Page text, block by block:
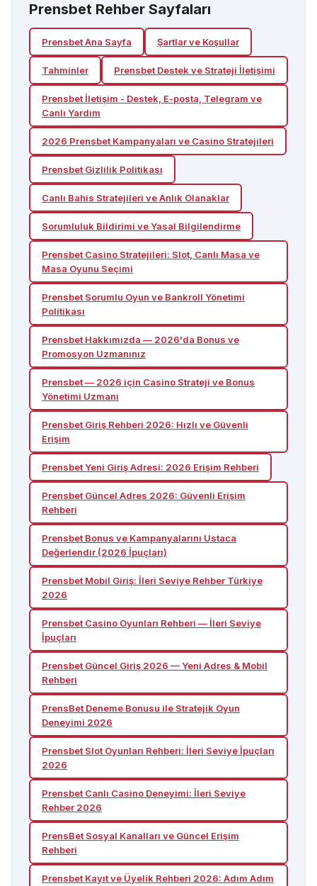
Prensbet Rehber Sayfaları
PrensbetAna Sayfa Şartlar ve Koşullar
Tahminler Prensbet Destek ve Strateji İletişimi
Prensbet İletişim - Destek, E-posta, Telegram ve
Canlı Yardım
2026 Prensbet Kampanyaları ve Casino Stratejileri
Prensbet Gizlilik Politikası
Canlı Bahis Stratejileri ve Anlık Olanaklar
Sorumluluk Bildirimi ve Yasal Bilgilendirme
Prensbet Casino Stratejileri: Slot, Canlı Masa ve
Masa Oyunu Seçimi
Prensbet Sorumlu Oyun ve Bankroll Yönetimi
Politikası
Prensbet Hakkımızda — 2026'da Bonus ve
Promosyon Uzmanınız
Prensbet — 2026 için Casino Strateji ve Bonus
Yönetimi Uzmanı
Prensbet Giriş Rehberi 2026: Hızlı ve Güvenli
Erişim
Prensbet Yeni Giriş Adresi: 2026 Erişim Rehberi
Prensbet Güncel Adres 2026: Güvenli Erişim
Rehberi
Prensbet Bonus ve Kampanyalarını Ustaca
Değerlendir (2026 İpuçları)
Prensbet Mobil Giriş: İleri Seviye Rehber Türkiye
2026
Prensbet Casino Oyunları Rehberi — İleri Seviye
İpuçları
Prensbet Güncel Giriş 2026 — Yeni Adres & Mobil
Rehberi
PrensBet Deneme Bonusu ile Stratejik Oyun
Deneyimi 2026
Prensbet Slot Oyunları Rehberi: İleri Seviye İpuçları
2026
Prensbet Canlı Casino Deneyimi: İleri Seviye
Rehber 2026
PrensBet Sosyal Kanalları ve Güncel Erişim
Rehberi
Prensbet Kayıt ve Üyelik Rehberi 2026: Adım Adım